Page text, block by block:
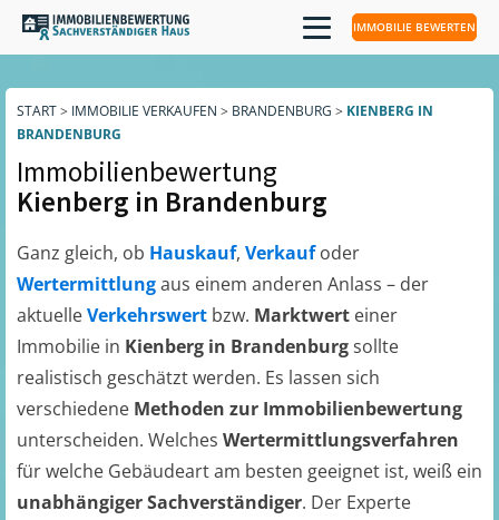
IMMOBILIE BEWERTEN
START> IMMOBILIE VERKAUFEN > BRANDENBURG > KIENBERG IN
BRANDENBURG
Immobilienbewertung
Kienberg in Brandenburg
Ganz gleich, ob Hauskauf, Verkaufoder
Wertermittlungaus einem anderen Anlass – der
aktuelleVerkehrswert bzw. Marktwert einer
Immobilie in Kienberg in Brandenburgsollte
realistisch geschätzt werden. Es lassen sich
verschiedene Methoden zur Immobilienbewertung
unterscheiden. Welches Wertermittlungsverfahren
für welche Gebäudeart am besten geeignet ist, weiß ein
unabhängiger Sachverständiger. Der Experte